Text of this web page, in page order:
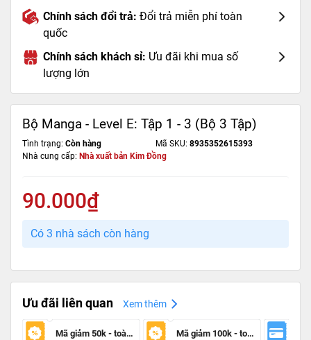
Chính sách đổi trả: Đổi trả miễn phí toàn
quốc
Chính sách khách sỉ: Ưu đãi khi mua số
lượng lớn
Bộ Manga - Level E: Tập 1 - 3 (Bộ 3 Tập)
Tình trạng: Còn hàng Mã SKU: 8935352615393
Nhà cung cấp: Nhà xuất bản Kim Đồng
90.000₫
Có 3 nhà sách còn hàng
Ưu đãi liên quan Xem thêm
Mã giảm 50k - toàn sàn Mã giảm 100k - toàn sàn